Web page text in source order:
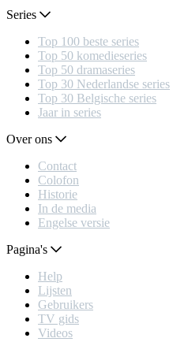
Series
Top 100 beste series
Top 50 komedieseries
Top 50 dramaseries
Top 30 Nederlandse series
Top 30 Belgische series
Jaar in series
Over ons
Contact
Colofon
Historie
In de media
Engelse versie
Pagina's
Help
Lijsten
Gebruikers
TV gids
Videos